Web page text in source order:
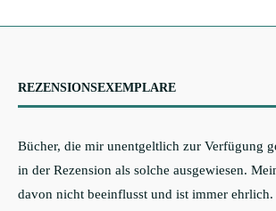
REZENSIONSEXEMPLARE
Bücher, die mir unentgeltlich zur Verfügung
in der Rezension als solche ausgewiesen.
davon nicht beeinflusst und ist immer ehrlich.